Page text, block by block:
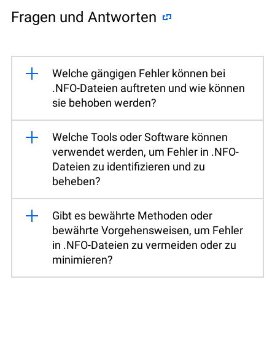
Fragen und Antworten
Welche gängigen Fehler können bei
.NFO-Dateien auftreten und wie können
sie behoben werden?
Welche Tools oder Software können
verwendet werden, um Fehler in .NFO-
Dateien zu identifizieren und zu
beheben?
Gibt es bewährte Methoden oder
bewährte Vorgehensweisen, um Fehler
in .NFO-Dateien zu vermeiden oder zu
minimieren?